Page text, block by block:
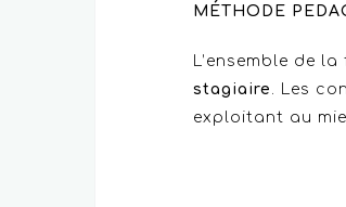
MÉTHODE
L’ensemble de
stagiaire
. Les
exploitant au